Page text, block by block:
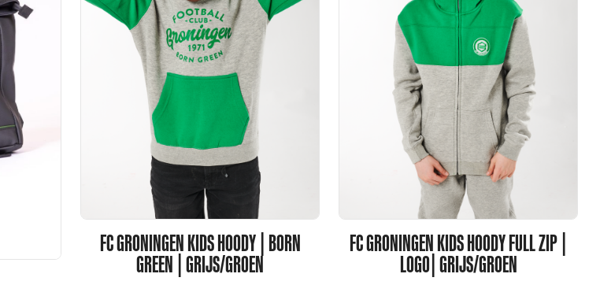
FC GRONINGEN KIDS HOODY | BORN
GREEN | GRIJS/GROEN
FC GRONINGEN KIDS HOODY FULL ZIP |
LOGO| GRIJS/GROEN